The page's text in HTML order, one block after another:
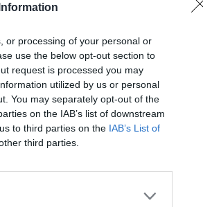
or processing of your personal or
use the below opt-out section to
request is processed you may
utilized by us or personal
You may separately opt-out of the
on the IAB’s list of downstream
to third parties on the IAB’s List of
third parties.
je zrušení
spolykal
dávku. Tyto
„žákovského“
pohotovosti,
přesto,
téměř 75